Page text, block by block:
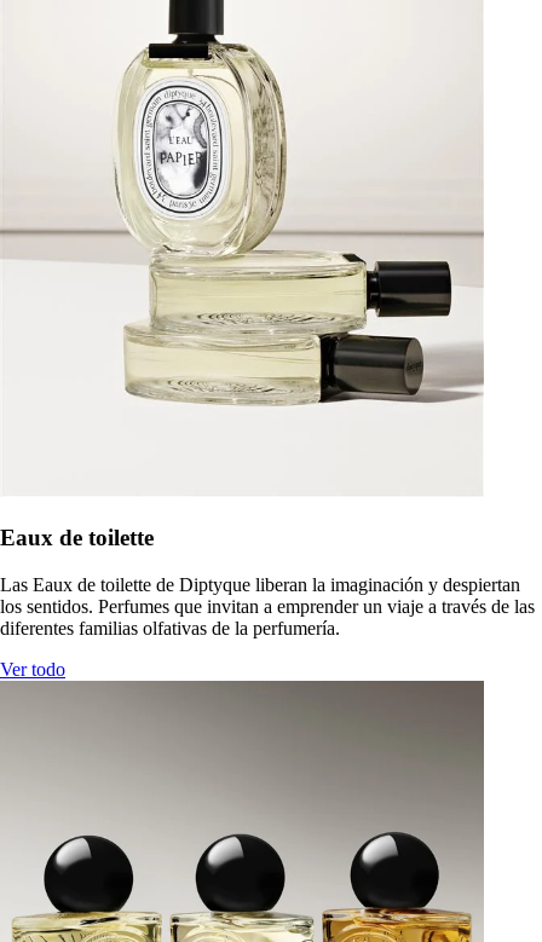
Eaux de toilette
Las Eaux de toilette de Diptyque liberan la imaginación y despiertan
los sentidos. Perfumes que invitan a emprender un viaje a través de las
diferentes familias olfativas de la perfumería.
Ver todo